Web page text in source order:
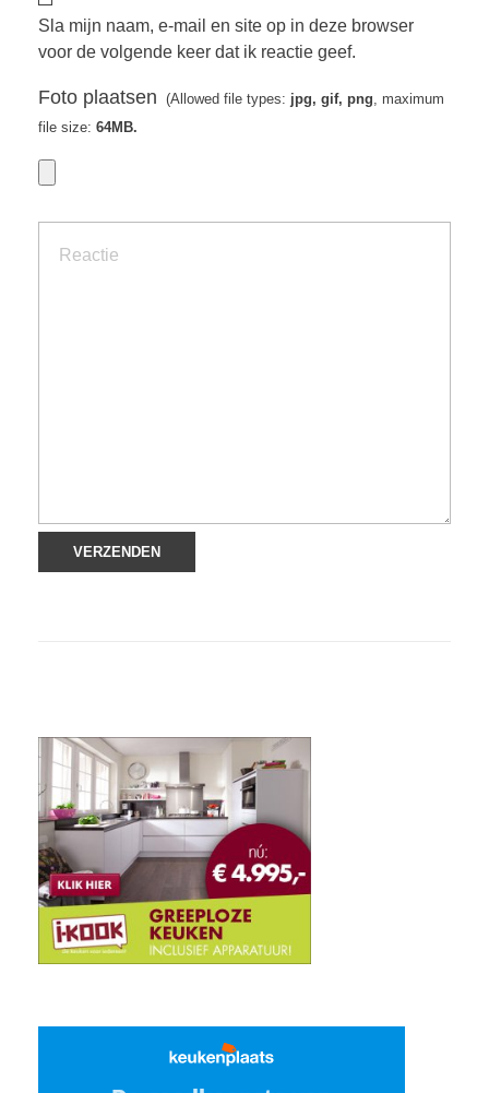
Sla mijn naam, e-mail en site op in deze browser
voor de volgende keer dat ik reactie geef.
Foto plaatsen (Allowed file types: jpg, gif, png, maximum
file size: 64MB.